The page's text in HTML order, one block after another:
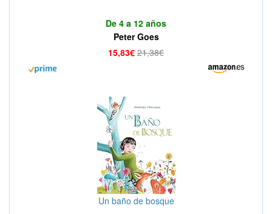
De 4 a 12 años
Peter Goes
15,83€ 21,38€
Un baño de bosque